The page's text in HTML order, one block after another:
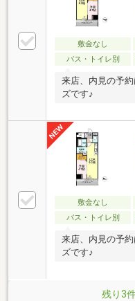
敷金なし
バス・トイレ別
来店、内見の予
ズです♪
敷金なし
バス・トイレ別
来店、内見の予
ズです♪
残り3